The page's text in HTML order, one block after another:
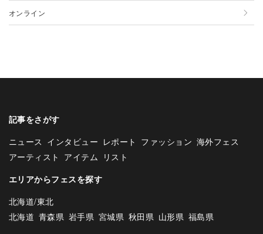
12月
11月
10月
9月
オンライン
記事をさがす
ニュース インタビュー レポート ファッション 海外フェス
アーティスト アイテム リスト
エリアからフェスを探す
北海道/東北
北海道 青森県 岩手県 宮城県 秋田県 山形県 福島県